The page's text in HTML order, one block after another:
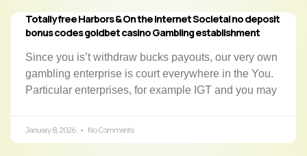
Totally free Harbors & On the internet Societal no deposit
bonus codes goldbet casino Gambling establishment
Since you is’t withdraw bucks payouts, our very own
gambling enterprise is court everywhere in the You.
Particular enterprises, for example IGT and you may
January 8, 2026 No Comments